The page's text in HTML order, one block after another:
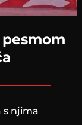
s njima